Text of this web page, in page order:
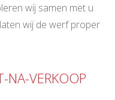
wij samen met u
wij de werf proper
NA-VERKOOP